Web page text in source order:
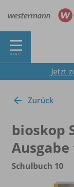
MENÜ
Jetzt
Zurück
bioskop
Schulbuch 10